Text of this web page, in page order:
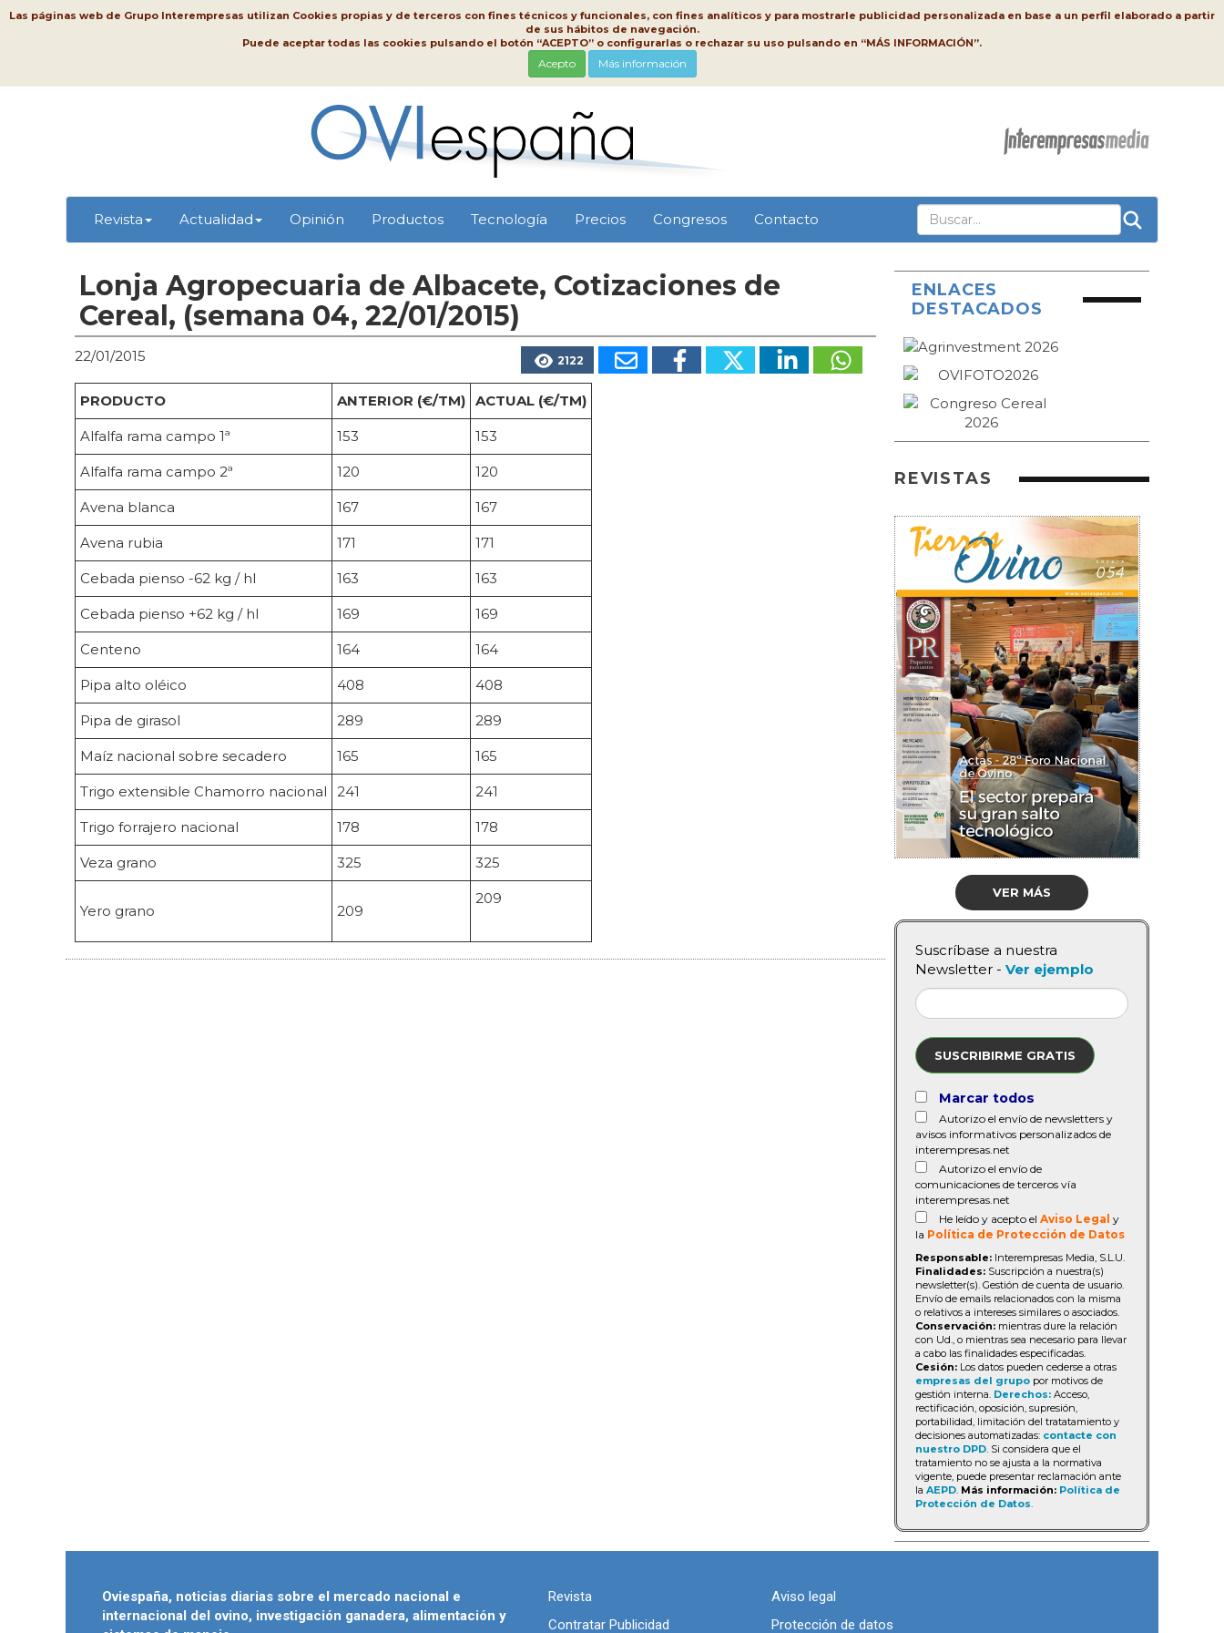
Las páginas web de Grupo Interempresas utilizan Cookies propias y de terceros con fines técnicos y funcionales, con fines analíticos y para mostrarle publicidad personalizada en base a un perfil elaborado a partir
de sus hábitos de navegación.
Puede aceptar todas las cookies pulsando el botón “ACEPTO” o configurarlas o rechazar su uso pulsando en “MÁS INFORMACIÓN”.
Acepto Más información
Revista Actualidad Opinión Productos Tecnología Precios Congresos Contacto
Lonja Agropecuaria de Albacete, Cotizaciones de
Cereal, (semana 04, 22/01/2015)
22/01/2015 2122
PRODUCTO ANTERIOR (€/TM) ACTUAL (€/TM)
Alfalfa rama campo 1ª 153 153
Alfalfa rama campo 2ª 120 120
Avena blanca 167 167
Avena rubia 171 171
Cebada pienso -62 kg / hl 163 163
Cebada pienso +62 kg / hl 169 169
Centeno 164 164
Pipa alto oléico 408 408
Pipa de girasol 289 289
Maíz nacional sobre secadero 165 165
Trigo extensible Chamorro nacional 241 241
Trigo forrajero nacional 178 178
Veza grano 325 325
Yero grano 209
209
ENLACES
DESTACADOS
REVISTAS
VER MÁS
Suscríbase a nuestra
Newsletter - Ver ejemplo
SUSCRIBIRME GRATIS
Marcar todos
Autorizo el envío de newsletters y
avisos informativos personalizados de
interempresas.net
Autorizo el envío de
comunicaciones de terceros vía
interempresas.net
He leído y acepto el Aviso Legal y
la Política de Protección de Datos
Responsable: Interempresas Media, S.L.U.
Finalidades: Suscripción a nuestra(s)
newsletter(s). Gestión de cuenta de usuario.
Envío de emails relacionados con la misma
o relativos a intereses similares o asociados.
Conservación: mientras dure la relación
con Ud., o mientras sea necesario para llevar
a cabo las finalidades especificadas.
Cesión: Los datos pueden cederse a otras
empresas del grupo por motivos de
gestión interna. Derechos: Acceso,
rectificación, oposición, supresión,
portabilidad, limitación del tratatamiento y
decisiones automatizadas: contacte con
nuestro DPD. Si considera que el
tratamiento no se ajusta a la normativa
vigente, puede presentar reclamación ante
la AEPD. Más información: Política de
Protección de Datos.
Oviespaña, noticias diarias sobre el mercado nacional e
internacional del ovino, investigación ganadera, alimentación y
Revista
Contratar Publicidad
Aviso legal
Protección de datos